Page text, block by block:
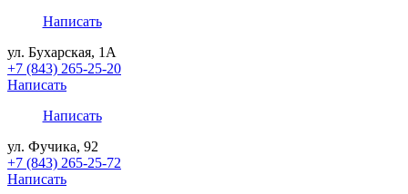
Написать
ул. Бухарская, 1А
+7 (843) 265-25-20
Написать
Написать
ул. Фучика, 92
+7 (843) 265-25-72
Написать